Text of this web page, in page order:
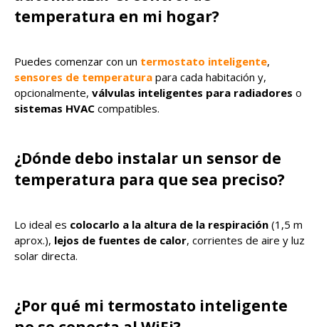
temperatura en mi hogar?
Puedes comenzar con un termostato inteligente,
sensores de temperatura para cada habitación y,
opcionalmente, válvulas inteligentes para radiadores o
sistemas HVAC compatibles.
¿Dónde debo instalar un sensor de
temperatura para que sea preciso?
Lo ideal es colocarlo a la altura de la respiración (1,5 m
aprox.), lejos de fuentes de calor, corrientes de aire y luz
solar directa.
¿Por qué mi termostato inteligente